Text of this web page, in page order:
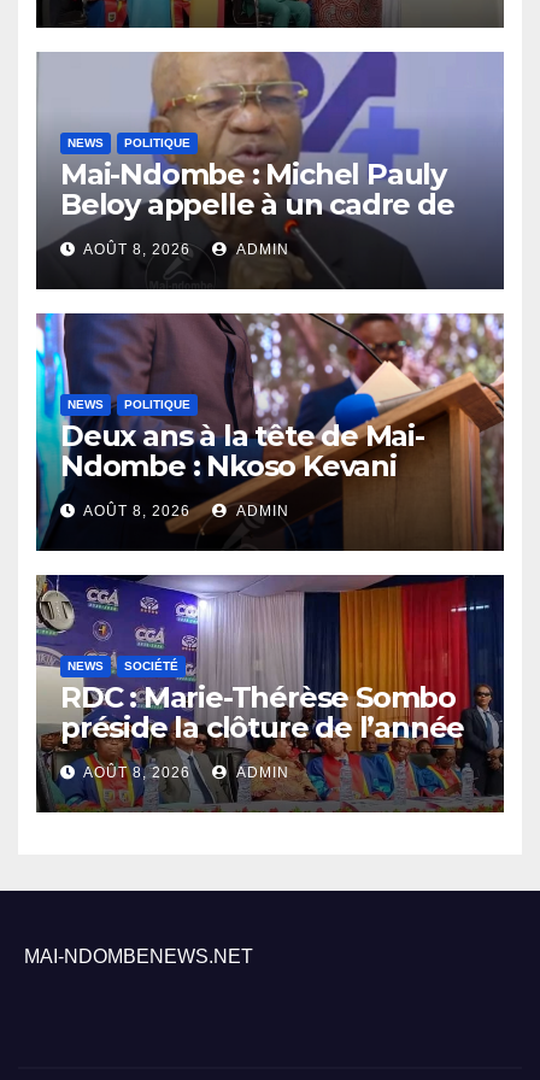
la nation
NEWS POLITIQUE
Mai-Ndombe : Michel Pauly
Beloy appelle à un cadre de
concertation avant la tenue
du dialogue inclusif
AOÛT 8, 2026 ADMIN
NEWS POLITIQUE
Deux ans à la tête de Mai-
Ndombe : Nkoso Kevani
défend son bilan et fait de la
sécurité sa priorité
AOÛT 8, 2026 ADMIN
NEWS SOCIÉTÉ
RDC : Marie-Thérèse Sombo
préside la clôture de l’année
académique 2025-2026 à
l’UNIKIN
AOÛT 8, 2026 ADMIN
MAI-NDOMBENEWS.NET